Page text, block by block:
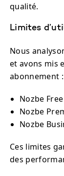
qualité.
Limites
Nous
et avons mis
abonnement :
Nozbe
Nozbe
Nozbe
Ces limites
des